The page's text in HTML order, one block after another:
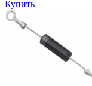
Купить